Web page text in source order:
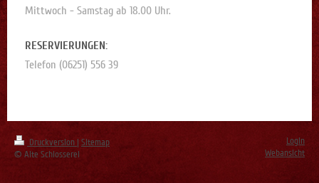
Mittwoch - Samstag ab 18.00 Uhr.
RESERVIERUNGEN:
Telefon (06251) 556 39
Druckversion | Sitemap
© Alte Schlosserei
Login
Webansicht